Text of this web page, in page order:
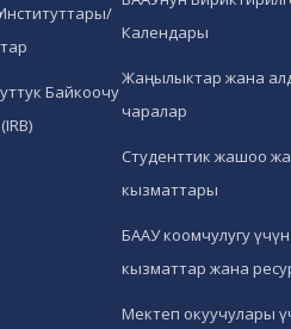
Институттары/
Байкоочу
Календары
Жаңылыктар жана
чаралар
Студенттик жашоо
кызматтары
БААУ коомчулугу үчүн
кызматтар жана
Мектеп окуучулары